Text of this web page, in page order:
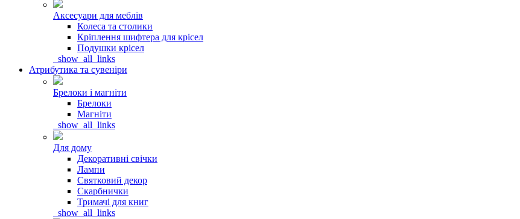
Аксесуари для меблів
Колеса та столики
Кріплення шифтера для крісел
Подушки крісел
_show_all_links
Атрибутика та сувеніри
Брелоки і магніти
Брелоки
Магніти
_show_all_links
Для дому
Декоративні свічки
Лампи
Святковий декор
Скарбнички
Тримачі для книг
_show_all_links